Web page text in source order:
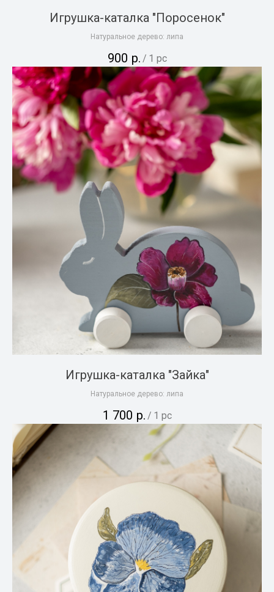
Игрушка-каталка "Поросенок"
Натуральное дерево: липа
900 р. / 1 pc
Игрушка-каталка "Зайка"
Натуральное дерево: липа
1 700 р. / 1 pc